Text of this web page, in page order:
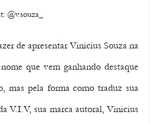
@v.souza_
de apresentar Vinicius Souza na
que vem ganhando destaque
mas pela forma como traduz sua
V.I.V, sua marca autoral, Vinicius